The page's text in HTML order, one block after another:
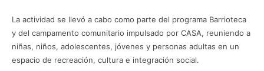
La actividad se llevó a cabo como parte del programa Barrioteca
y del campamento comunitario impulsado por CASA, reuniendo a
niñas, niños, adolescentes, jóvenes y personas adultas en un
espacio de recreación, cultura e integración social.